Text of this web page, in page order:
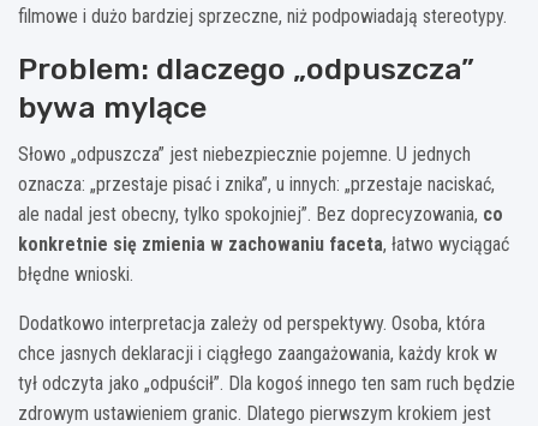
filmowe i dużo bardziej sprzeczne, niż podpowiadają stereotypy.
Problem: dlaczego „odpuszcza”
bywa mylące
Słowo „odpuszcza” jest niebezpiecznie pojemne. U jednych
oznacza: „przestaje pisać i znika”, u innych: „przestaje naciskać,
ale nadal jest obecny, tylko spokojniej”. Bez doprecyzowania, co
konkretnie się zmienia w zachowaniu faceta, łatwo wyciągać
błędne wnioski.
Dodatkowo interpretacja zależy od perspektywy. Osoba, która
chce jasnych deklaracji i ciągłego zaangażowania, każdy krok w
tył odczyta jako „odpuścił”. Dla kogoś innego ten sam ruch będzie
zdrowym ustawieniem granic. Dlatego pierwszym krokiem jest